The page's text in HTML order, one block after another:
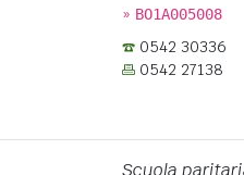
» BO1A005008
0542 30336
0542 27138
Scuola